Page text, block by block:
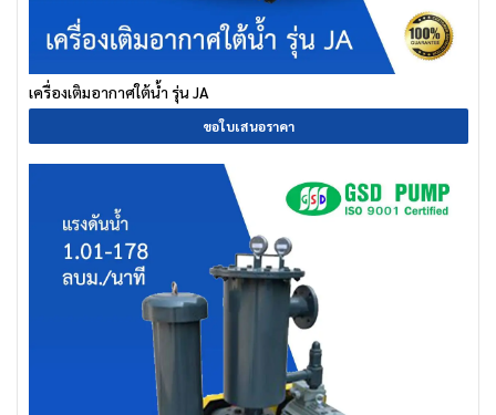
เครื่องเติมอากาศใต้น้ำ รุ่น JA
ขอใบเสนอราคา